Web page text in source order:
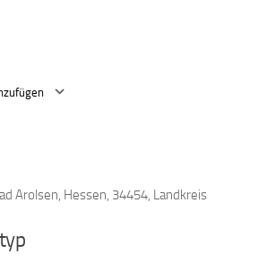
Arolsen, Hessen, 34454, Landkreis